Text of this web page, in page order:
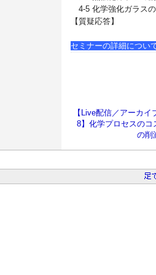
4-5 化学強化ガラス
【質疑応答】
セミナーの詳細につい
【Live配信／アーカ
8】化学プロセスのコ
の削